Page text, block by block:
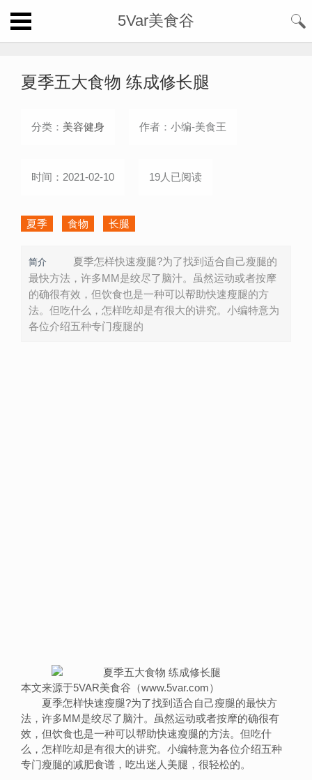
5Var美食谷
夏季五大食物 练成修长腿
分类： 美容健身 作者：小编-美食王
时间：2021-02-10 19人已阅读
夏季 食物 长腿
简介
夏季怎样快速瘦腿?为了找到适合自己瘦腿的
最快方法，许多MM是绞尽了脑汁。虽然运动或者按摩
的确很有效，但饮食也是一种可以帮助快速瘦腿的方
法。但吃什么，怎样吃却是有很大的讲究。小编特意为
各位介绍五种专门瘦腿的
本文来源于5VAR美食谷（www.5var.com）
夏季怎样快速瘦腿?为了找到适合自己瘦腿的最快方
法，许多MM是绞尽了脑汁。虽然运动或者按摩的确很有
效，但饮食也是一种可以帮助快速瘦腿的方法。但吃什
么，怎样吃却是有很大的讲究。小编特意为各位介绍五种
专门瘦腿的减肥食谱，吃出迷人美腿，很轻松的。